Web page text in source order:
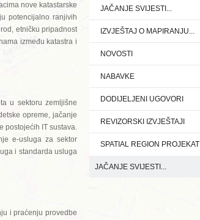
nove katastarske
potencijalno ranjivih
etničku pripadnost
između katastra i
u sektoru zemljišne
opreme, jačanje
postojećih IT sustava.
e-usluga za sektor
i standarda usluga
i praćenju provedbe
JAČANJE SVIJESTI...
IZVJEŠTAJ O MAPIRANJU...
NOVOSTI
NABAVKE
DODIJELJENI UGOVORI
REVIZORSKI IZVJEŠTAJI
SPATIAL REGION PROJEKAT
JAČANJE SVIJESTI...